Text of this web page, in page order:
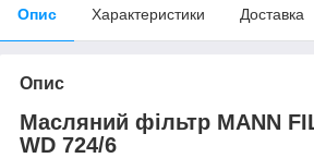
Опис Характеристики Доставка
Опис
Масляний фільтр MANN
WD 724/6